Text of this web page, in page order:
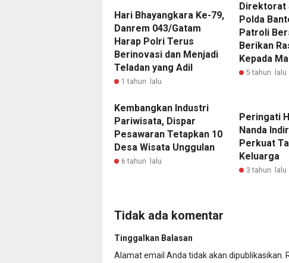
‎Hari Bhayangkara Ke-79,
Danrem 043/Gatam
Harap Polri Terus
Berinovasi dan Menjadi
Teladan yang Adil
1 tahun lalu
Direktorat
Polda
Patroli
Berikan
Kepada
5 tahun lalu
Kembangkan Industri
Pariwisata, Dispar
Pesawaran Tetapkan 10
Desa Wisata Unggulan
6 tahun lalu
Peringati
Nanda
Perkuat
Keluarga
3 tahun lalu
Tidak ada komentar
Tinggalkan Balasan
Alamat email Anda tidak akan dipublikasikan.